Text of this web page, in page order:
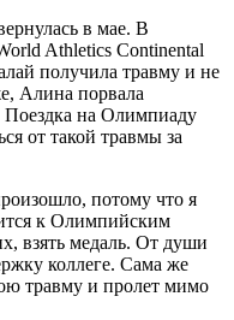
в мае. В
Athletics Continental
получила травму и не
Алина порвала
Поездка на Олимпиаду
от такой травмы за
потому что я
к Олимпийским
взять медаль. От души
коллеге. Сама же
травму и пролет мимо